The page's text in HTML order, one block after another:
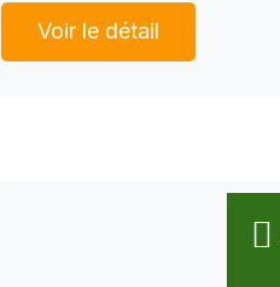
Voir le détail